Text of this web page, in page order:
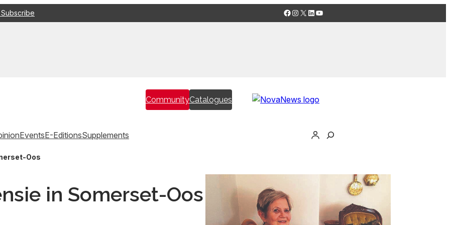
Facebook
Instagram
X LinkedIn
YouTube
CommunityCatalogues
EventsE-EditionsSupplements
Oos
in Somerset-Oos